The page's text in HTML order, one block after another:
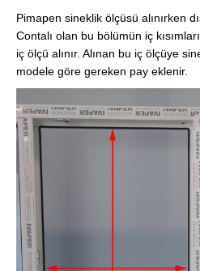
Pimapen sineklik ölçüsü alınırken
Contalı olan bu bölümün iç
iç ölçü alınır. Alınan bu iç ölçüye
modele göre gereken pay eklenir.